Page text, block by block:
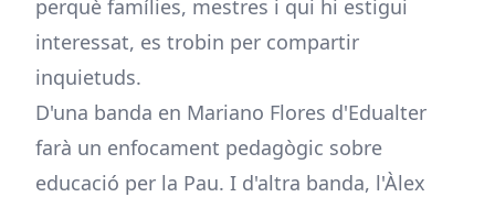
perquè famílies, mestres i qui hi estigui
interessat, es trobin per compartir
inquietuds.
D'una banda en Mariano Flores d'Edualter
farà un enfocament pedagògic sobre
educació per la Pau. I d'altra banda, l'Àlex